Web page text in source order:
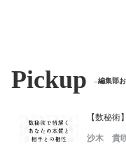
Pickup 編集部
【数秘
沙木 貴